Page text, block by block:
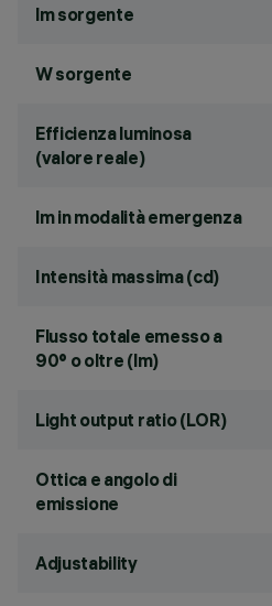
lm sorgente
W sorgente
Efficienza luminosa
(valore reale)
lm in modalità emergenza
Intensità massima (cd)
Flusso totale emesso a
90° o oltre (lm)
Light output ratio (LOR)
Ottica e angolo di
emissione
Adjustability